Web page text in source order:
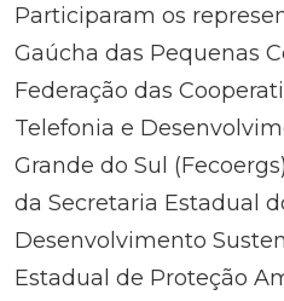
Participaram os
Gaúcha das Pequenas
Federação das
Telefonia e
Grande do Sul
da Secretaria Estadual
Desenvolvimento
Estadual de Proteção